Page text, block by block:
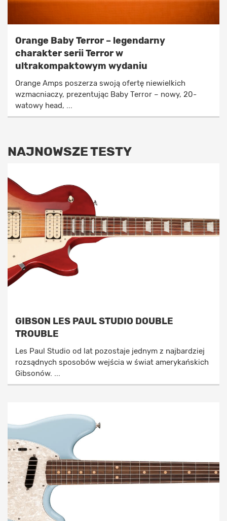
Orange Baby Terror – legendarny
charakter serii Terror w
ultrakompaktowym wydaniu
Orange Amps poszerza swoją ofertę niewielkich
wzmacniaczy, prezentując Baby Terror – nowy, 20-
watowy head, ...
NAJNOWSZE TESTY
GIBSON LES PAUL STUDIO DOUBLE
TROUBLE
Les Paul Studio od lat pozostaje jednym z najbardziej
rozsądnych sposobów wejścia w świat amerykańskich
Gibsonów. ...